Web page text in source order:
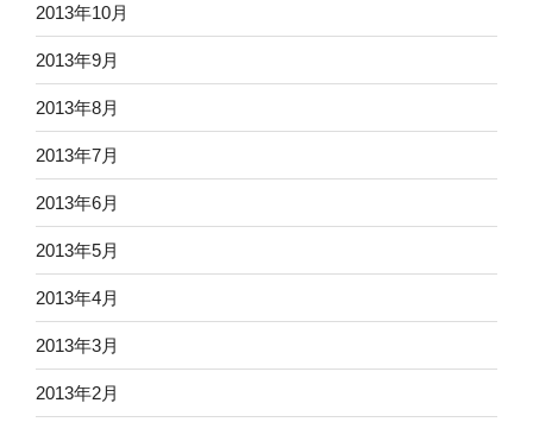
2013年10月
2013年9月
2013年8月
2013年7月
2013年6月
2013年5月
2013年4月
2013年3月
2013年2月